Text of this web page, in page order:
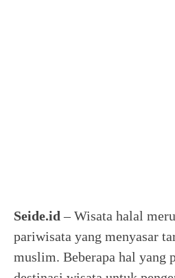
Seide.id – Wisata halal
pariwisata yang menyasar
muslim. Beberapa hal yang